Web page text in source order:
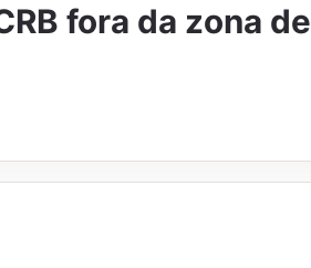
fora da zona de